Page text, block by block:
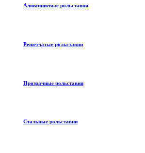
Алюминиевые рольставни
Решетчатые рольставни
Прозрачные рольставни
Стальные рольставни